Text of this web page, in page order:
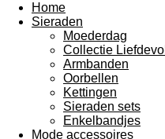
Home
Sieraden
Moederdag
Collectie Liefdevol
Armbanden
Oorbellen
Kettingen
Sieraden sets
Enkelbandjes
Mode accessoires